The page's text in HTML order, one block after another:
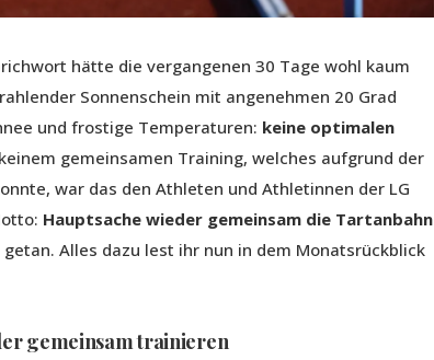
hätte die vergangenen 30 Tage wohl kaum
Sonnenschein mit angenehmen 20 Grad
und frostige Temperaturen: keine optimalen
gemeinsamen Training, welches aufgrund der
war das den Athleten und Athletinnen der LG
Hauptsache wieder gemeinsam die Tartanbahn
Alles dazu lest ihr nun in dem Monatsrückblick
gemeinsam trainieren